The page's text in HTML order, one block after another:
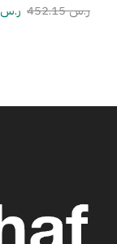
ر.س452.15 ر.س